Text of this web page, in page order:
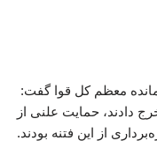
معظم کل قوا گفت:
دادند، حمایت علنی از
از این فتنه بودند.